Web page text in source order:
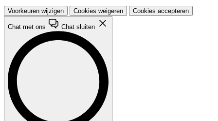
Voorkeuren wijzigen Cookies weigeren Cookies accepteren
Chat met ons Chat sluiten